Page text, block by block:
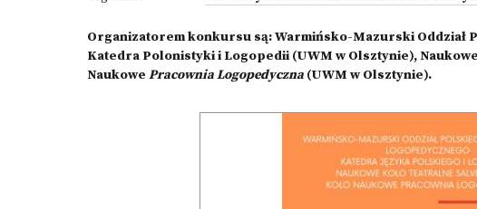
Organizatorem konkursu są: Warmińsko-Mazurski Oddział
Katedra Polonistyki i Logopedii (UWM w Olsztynie),
Naukowe Pracownia Logopedyczna (UWM w Olsztynie).